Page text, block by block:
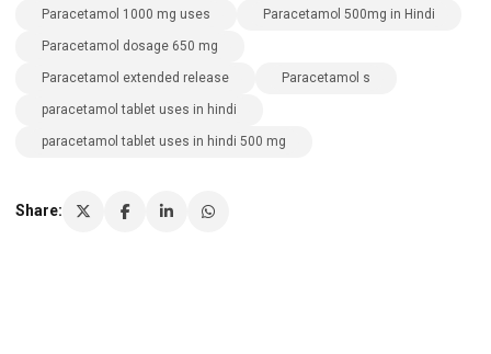
Paracetamol 1000 mg uses Paracetamol 500mg in Hindi
Paracetamol dosage 650 mg
Paracetamol extended release Paracetamol s
paracetamol tablet uses in hindi
paracetamol tablet uses in hindi 500 mg
Share: